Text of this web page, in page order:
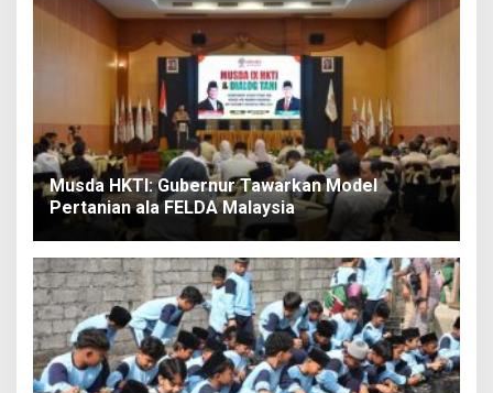
Musda HKTI: Gubernur Tawarkan Model
Pertanian ala FELDA Malaysia